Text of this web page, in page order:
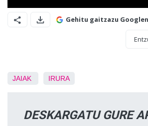
Gehitu gaitzazu Googlen
JAIAK IRURA
DESKARGATU GURE